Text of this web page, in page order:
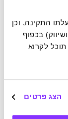
הצג פרטים
לשפת
בשמים, סתם
אפשר לתת
את החיים